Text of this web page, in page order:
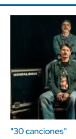
"30 canciones"